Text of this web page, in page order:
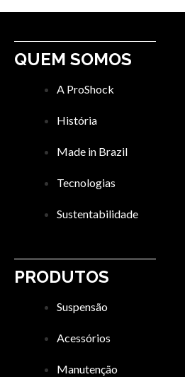
QUEM SOMOS
A ProShock
História
Made in Brazil
Tecnologias
Sustentabilidade
PRODUTOS
Suspensão
Acessórios
Manutenção